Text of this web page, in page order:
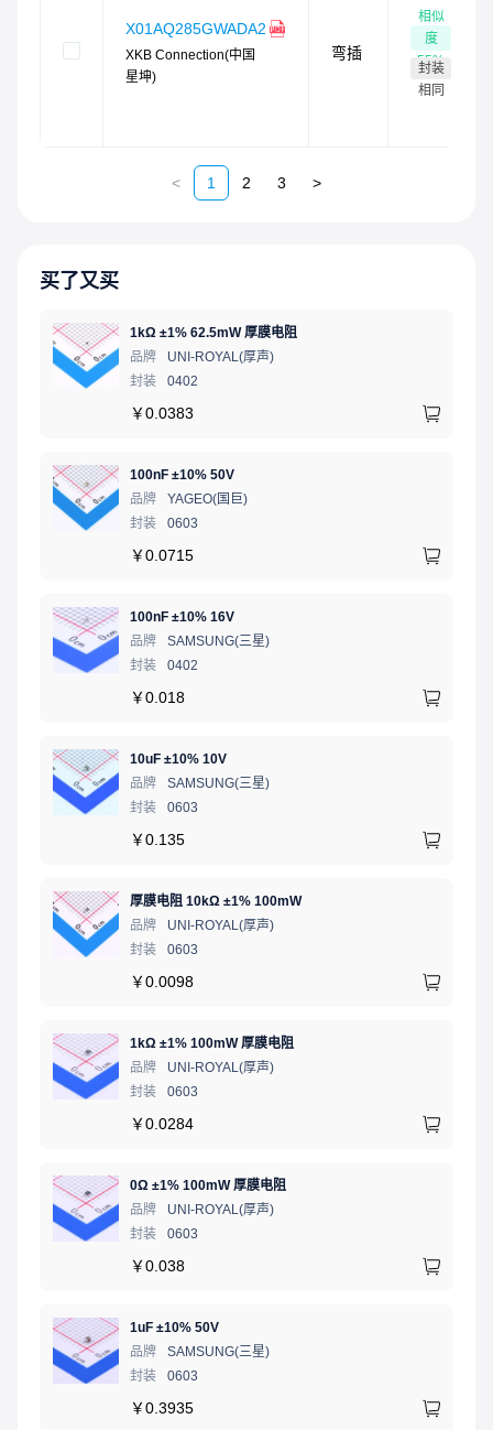
X01AQ285GWADA2
XKB Connection(中国
星坤)
弯插
相似
度
55%
封装
相同
< 1 2 3 >
买了又买
1kΩ ±1% 62.5mW 厚膜电阻
品牌
UNI-ROYAL(厚声)
封装
0402
￥0.0383
100nF ±10% 50V
品牌
YAGEO(国巨)
封装
0603
￥0.0715
100nF ±10% 16V
品牌
SAMSUNG(三星)
封装
0402
￥0.018
10uF ±10% 10V
品牌
SAMSUNG(三星)
封装
0603
￥0.135
厚膜电阻 10kΩ ±1% 100mW
品牌
UNI-ROYAL(厚声)
封装
0603
￥0.0098
1kΩ ±1% 100mW 厚膜电阻
品牌
UNI-ROYAL(厚声)
封装
0603
￥0.0284
0Ω ±1% 100mW 厚膜电阻
品牌
UNI-ROYAL(厚声)
封装
0603
￥0.038
1uF ±10% 50V
品牌
SAMSUNG(三星)
封装
0603
￥0.3935